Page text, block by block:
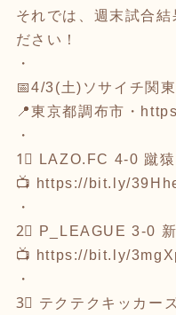
それでは、週末試合結
ださい！
・
📅4/3(土)ソサイチ関
📍東京都調布市・
・
1⃣ LAZO.FC 4-0 蹴猿
📺 https://bit.ly/
・
2⃣ P_LEAGUE 3-0
📺 https://bit.ly/
・
3⃣ テクテクキッカー